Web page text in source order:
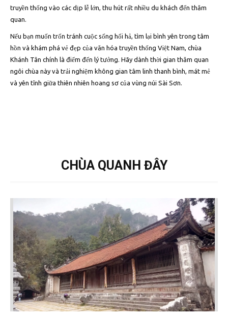
truyền thống vào các dịp lễ lớn, thu hút rất nhiều du khách đến thăm
quan.
Nếu bạn muốn trốn tránh cuộc sống hối hả, tìm lại bình yên trong tâm
hồn và khám phá vẻ đẹp của văn hóa truyền thống Việt Nam, chùa
Khánh Tân chính là điểm đến lý tưởng. Hãy dành thời gian thăm quan
ngôi chùa này và trải nghiệm không gian tâm linh thanh bình, mát mẻ
và yên tĩnh giữa thiên nhiên hoang sơ của vùng núi Sài Sơn.
CHÙA QUANH ĐÂY